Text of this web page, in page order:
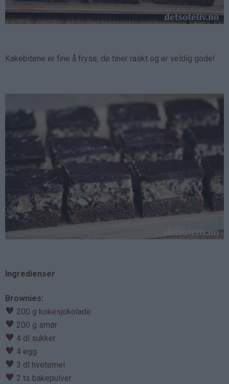
Kakebitene er fine å fryse, de tiner raskt og er veldig gode!
Ingredienser
Brownies:
♥ 200 g kokesjokolade
♥ 200 g smør
♥ 4 dl sukker
♥ 4 egg
♥ 3 dl hvetemel
♥ 2 ts bakepulver